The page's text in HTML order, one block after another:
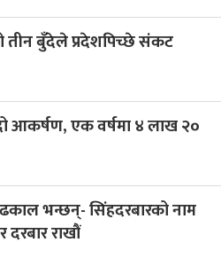
तीन बुँदेले प्रदेशपिच्छे संकट
आकर्षण, एक वर्षमा ४ लाख २०
भन्छन्- सिंहदरबारको नाम
राखौं